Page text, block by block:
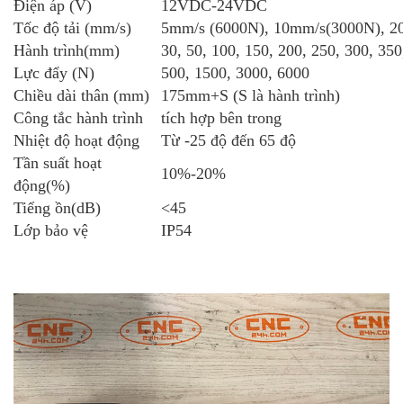
Điện áp (V)
12VDC-24VDC
Tốc độ tải (mm/s)
5mm/s (6000N), 10mm/s(3000N),
Hành trình(mm)
30, 50, 100, 150, 200, 250, 300,
Lực đẩy (N)
500, 1500, 3000, 6000
Chiều dài thân (mm)
175mm+S (S là hành trình)
Công tắc hành trình
tích hợp bên trong
Nhiệt độ hoạt động
Từ -25 độ đến 65 độ
Tần suất hoạt
động(%)
10%-20%
Tiếng ồn(dB)
<45
Lớp bảo vệ
IP54